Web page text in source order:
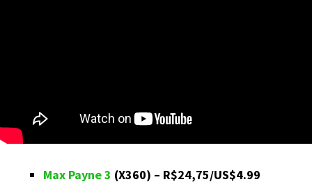
Max Payne 3 (X360) – R$24,75/US$4.99